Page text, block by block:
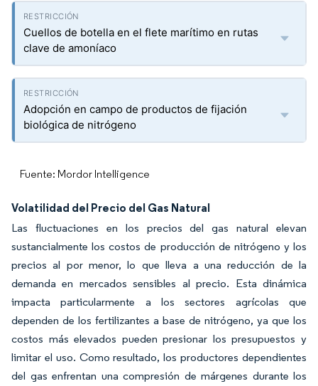
Cuellos de botella en el flete marítimo en rutas
clave de amoníaco
Adopción en campo de productos de fijación
biológica de nitrógeno
Fuente: Mordor Intelligence
Volatilidad del Precio del Gas Natural
Las fluctuaciones en los precios del gas natural elevan
sustancialmente los costos de producción de nitrógeno y los
precios al por menor, lo que lleva a una reducción de la
demanda en mercados sensibles al precio. Esta dinámica
impacta particularmente a los sectores agrícolas que
dependen de los fertilizantes a base de nitrógeno, ya que los
costos más elevados pueden presionar los presupuestos y
limitar el uso. Como resultado, los productores dependientes
del gas enfrentan una compresión de márgenes durante los